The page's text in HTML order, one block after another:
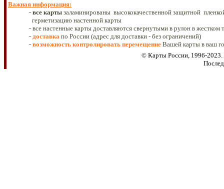
Важная информация:
- все карты заламинированы высококачественной защитной
герметизацию настенной карты
- все настенные карты доставляются свернутыми в рулон в жестком
- доставка по России (адрес для доставки - без ограничений)
- возможность контролировать перемещение Вашей карты в ваш
© Карты России, 1996-2023